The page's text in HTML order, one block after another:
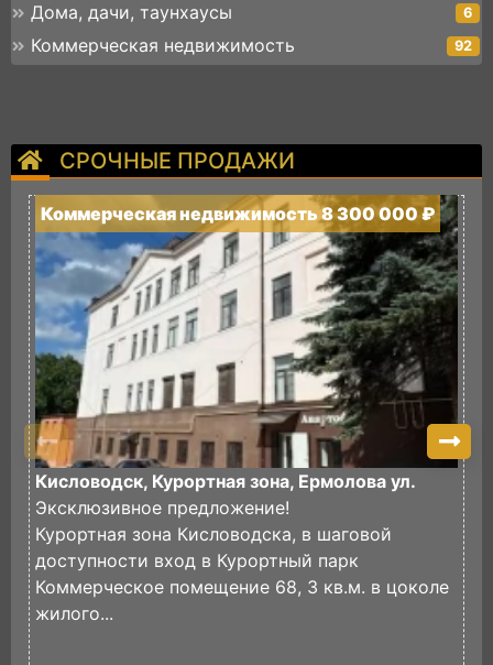
Дома, дачи, таунхаусы 6
Коммерческая недвижимость 92
СРОЧНЫЕ ПРОДАЖИ
Коммерческая недвижимость 8 300 000 ₽
Кисловодск, Курортная зона, Ермолова ул.
Эксклюзивное предложение!
Курортная зона Кисловодска, в шаговой
доступности вход в Курортный парк
Коммерческое помещение 68, 3 кв.м. в цоколе
жилого...